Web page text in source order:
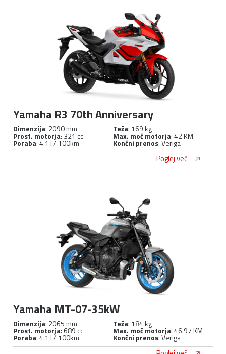
Yamaha R3 70th Anniversary
Dimenzija: 2090 mm Teža: 169 kg
Prost. motorja: 321 cc Max. moč motorja: 42 KM
Poraba: 4.1 l / 100km Končni prenos: Veriga
Poglej več
Yamaha MT-07-35kW
Dimenzija: 2065 mm Teža: 184 kg
Prost. motorja: 689 cc Max. moč motorja: 46.97 KM
Poraba: 4.1 l / 100km Končni prenos: Veriga